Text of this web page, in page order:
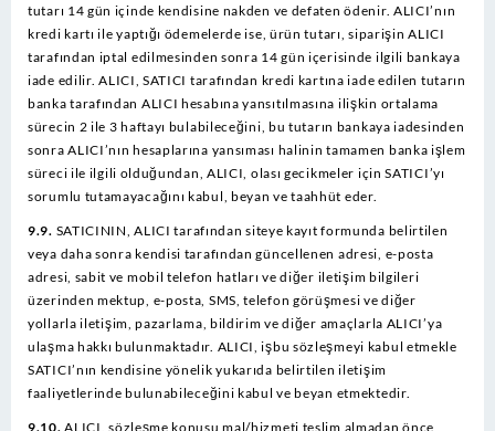
tutarı 14 gün içinde kendisine nakden ve defaten ödenir. ALICI’nın
kredi kartı ile yaptığı ödemelerde ise, ürün tutarı, siparişin ALICI
tarafından iptal edilmesinden sonra 14 gün içerisinde ilgili bankaya
iade edilir. ALICI, SATICI tarafından kredi kartına iade edilen tutarın
banka tarafından ALICI hesabına yansıtılmasına ilişkin ortalama
sürecin 2 ile 3 haftayı bulabileceğini, bu tutarın bankaya iadesinden
sonra ALICI’nın hesaplarına yansıması halinin tamamen banka işlem
süreci ile ilgili olduğundan, ALICI, olası gecikmeler için SATICI’yı
sorumlu tutamayacağını kabul, beyan ve taahhüt eder.
9.9. SATICININ, ALICI tarafından siteye kayıt formunda belirtilen
veya daha sonra kendisi tarafından güncellenen adresi, e-posta
adresi, sabit ve mobil telefon hatları ve diğer iletişim bilgileri
üzerinden mektup, e-posta, SMS, telefon görüşmesi ve diğer
yollarla iletişim, pazarlama, bildirim ve diğer amaçlarla ALICI’ya
ulaşma hakkı bulunmaktadır. ALICI, işbu sözleşmeyi kabul etmekle
SATICI’nın kendisine yönelik yukarıda belirtilen iletişim
faaliyetlerinde bulunabileceğini kabul ve beyan etmektedir.
9.10. ALICI, sözleşme konusu mal/hizmeti teslim almadan önce